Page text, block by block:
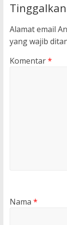
Alamat email
yang wajib
Komentar*
Nama *